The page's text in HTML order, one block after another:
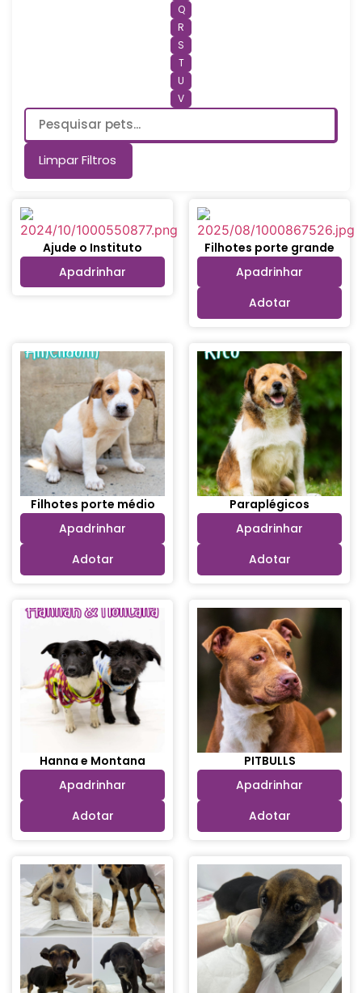
Q
R
S
T
U
V
Limpar Filtros
Ajude o Instituto
Apadrinhar
Filhotes porte grande
Apadrinhar
Adotar
Filhotes porte médio
Apadrinhar
Adotar
Paraplégicos
Apadrinhar
Adotar
Hanna e Montana
Apadrinhar
Adotar
PITBULLS
Apadrinhar
Adotar